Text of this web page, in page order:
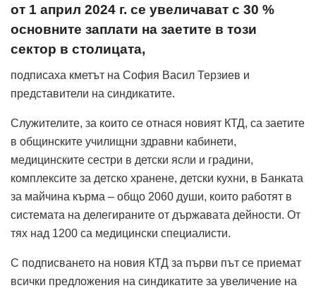
от 1 април 2024 г. се увеличават с 30 %
основните заплати на заетите в този
сектор в столицата,
подписаха кметът на София Васил Терзиев и
представители на синдикатите.
Служителите, за които се отнася новият КТД, са заетите
в общинските училищни здравни кабинети,
медицинските сестри в детски ясли и градини,
комплексите за детско хранене, детски кухни, в Банката
за майчина кърма – общо 2060 души, които работят в
системата на делегираните от държавата дейности. От
тях над 1200 са медицински специалисти.
С подписването на новия КТД за първи път се приемат
всички предложения на синдикатите за увеличение на